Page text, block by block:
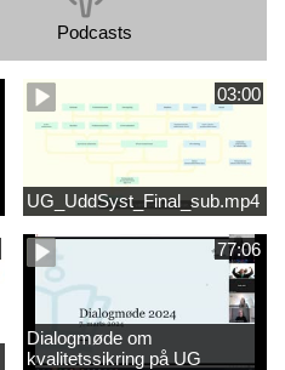
Podcasts
03:00
UG_UddSyst_Final_sub.mp4
77:06
Dialogmøde om
kvalitetssikring på UG